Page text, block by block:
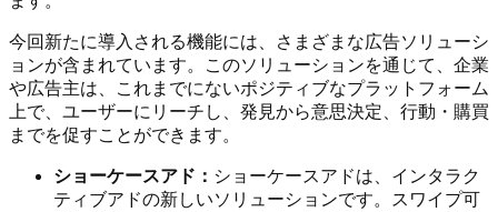
今回新たに導入される機能には、さまざまな広告ソリューシ
ョンが含まれています。このソリューションを通じて、企業
や広告主は、これまでにないポジティブなプラットフォーム
上で、ユーザーにリーチし、発見から意思決定、行動・購買
までを促すことができます。
ショーケースアド： ショーケースアドは、インタラク
ティブアドの新しいソリューションです。スワイプ可